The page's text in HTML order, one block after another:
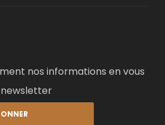
nos informations en vous